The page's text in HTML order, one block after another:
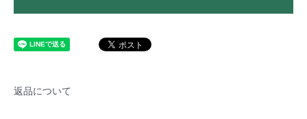
返品について